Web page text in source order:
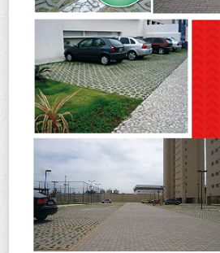
Pisos Intertravados
Pisograma "S"
Meio Fio
Simuladores
Localização
Contato
Webmail